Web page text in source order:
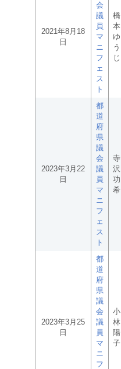
2021年8月18
日
会
議
員
マ
ニ
フ
ェ
ス
ト
橋
本
ゆ
う
じ
2023年3月22
日
都
道
府
県
議
会
議
員
マ
ニ
フ
ェ
ス
ト
寺
沢
功
希
2023年3月25
日
都
道
府
県
議
会
議
員
マ
ニ
フ
小
林
陽
子